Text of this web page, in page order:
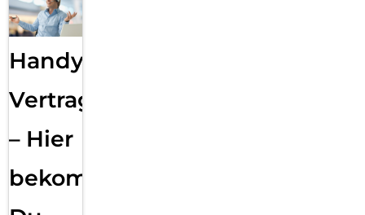
Handy
Vertragsabwicklung
– Hier
bekommst